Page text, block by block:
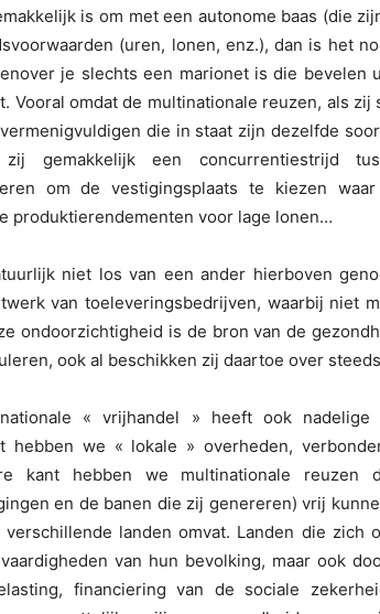
is om met een autonome baas (die
(uren, lonen, enz.), dan is het
je slechts een marionet is die bevelen
Vooral omdat de multinationale reuzen, als zij
die in staat zijn dezelfde
gemakkelijk een concurrentiestrijd
om de vestigingsplaats te kiezen
produktierendementen voor lage lonen…
niet los van een ander hierboven
van toeleveringsbedrijven, waarbij niet
ondoorzichtigheid is de bron van de
ook al beschikken zij daartoe over
« vrijhandel » heeft ook
hebben we « lokale » overheden,
kant hebben we multinationale reuzen
en de banen die zij genereren) vrij
landen omvat. Landen die zich
van hun bevolking, maar ook
financiering van de sociale